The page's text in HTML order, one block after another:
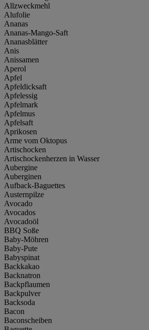
Allzweckmehl
Alufolie
Ananas
Ananas-Mango-Saft
Ananasblätter
Anis
Anissamen
Aperol
Apfel
Apfeldicksaft
Apfelessig
Apfelmark
Apfelmus
Apfelsaft
Aprikosen
Arme vom Oktopus
Artischocken
Artischockenherzen in Wasser
Aubergine
Auberginen
Aufback-Baguettes
Austernpilze
Avocado
Avocados
Avocadoöl
BBQ Soße
Baby-Möhren
Baby-Pute
Babyspinat
Backkakao
Backnatron
Backpflaumen
Backpulver
Backsoda
Bacon
Baconscheiben